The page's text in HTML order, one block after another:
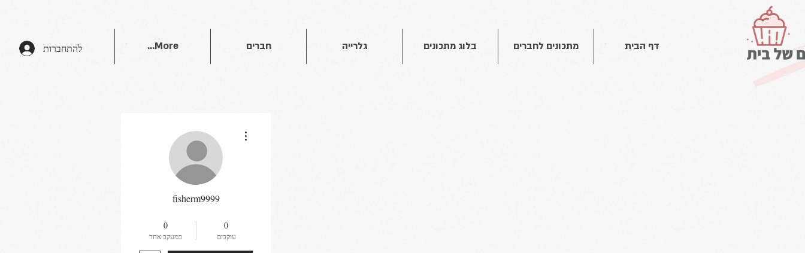
להתחברות דף הבית מתכונים לחברים בלוג מתכונים גלרייה חברים More...
fisherm9999
מאסטר שף
0
עוקבים
0
במעקב אחר